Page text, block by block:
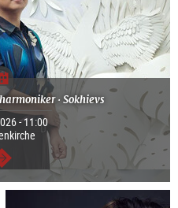
· Sokhievs
- 11:00